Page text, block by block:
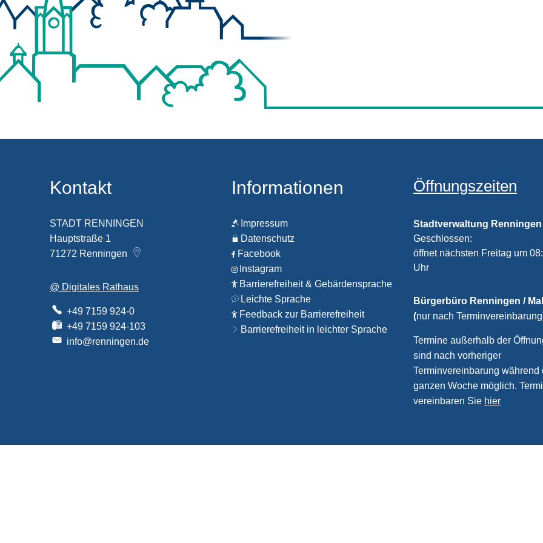
Kontakt
STADT RENNINGEN
Hauptstraße 1
71272 Renningen
@ Digitales Rathaus
+49 7159 924-0
+49 7159 924-103
info@renningen.de
Informationen
Impressum
Datenschutz
Facebook
Instagram
Barrierefreiheit & Gebärdensprache
Leichte Sprache
Feedback zur Barrierefreiheit
Barrierefreiheit in leichter Sprache
Öffnungszeiten
Stadtverwaltung Renningen
Klicken, um weitere
Geschlossen:
öffnet nächsten Freitag um
Uhr
Bürgerbüro Renningen /
(nur nach
Termine außerhalb der
sind nach vorheriger
Terminvereinbarung während
ganzen Woche möglich.
vereinbaren Sie hier